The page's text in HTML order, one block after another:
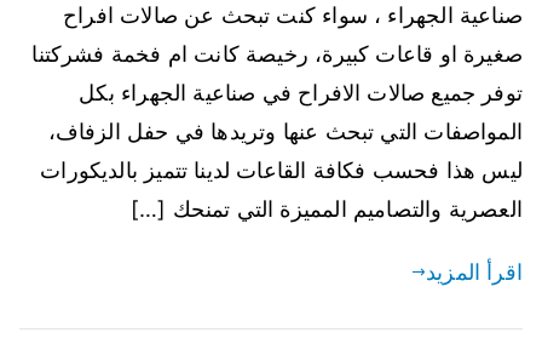
صناعية الجهراء ، سواء كنت تبحث عن صالات افراح
صغيرة او قاعات كبيرة، رخيصة كانت ام فخمة فشركتنا
توفر جميع صالات الافراح في صناعية الجهراء بكل
المواصفات التي تبحث عنها وتريدها في حفل الزفاف،
ليس هذا فحسب فكافة القاعات لدينا تتميز بالديكورات
العصرية والتصاميم المميزة التي تمنحك […]
اقرأ المزيد